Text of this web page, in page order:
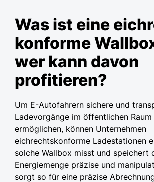
Was ist eine
konforme
wer kann davon
profitieren?
Um E-Autofahrern sichere und
Ladevorgänge im öffentlichen Raum
ermöglichen, können Unternehmen
eichrechtskonforme Ladestationen
solche Wallbox misst und speichert
Energiemenge präzise und
sorgt so für eine präzise